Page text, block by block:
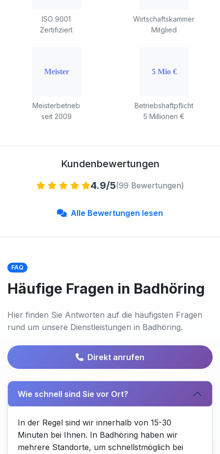
ISO 9001
Zertifiziert
Wirtschaftskammer
Mitglied
Meisterbetrieb
seit 2009
Betriebshaftpflicht
5 Millionen €
Kundenbewertungen
4.9/5(99 Bewertungen)
Alle Bewertungen lesen
FAQ
Häufige Fragen in Badhöring
Hier finden Sie Antworten auf die häufigsten Fragen
rund um unsere Dienstleistungen in Badhöring.
Direkt anrufen
Wie schnell sind Sie vor Ort?
In der Regel sind wir innerhalb von 15-30
Minuten bei Ihnen. In Badhöring haben wir
mehrere Standorte, um schnellstmöglich bei